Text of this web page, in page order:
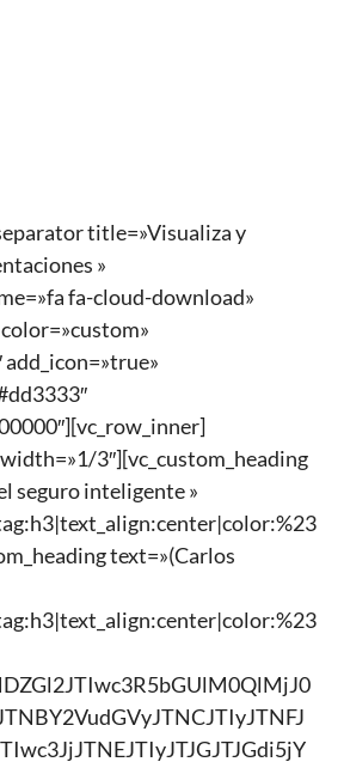
title=»Visualiza y
»
fa-cloud-download»
3″][vc_custom_heading
seguro inteligente »
text=»(Carlos